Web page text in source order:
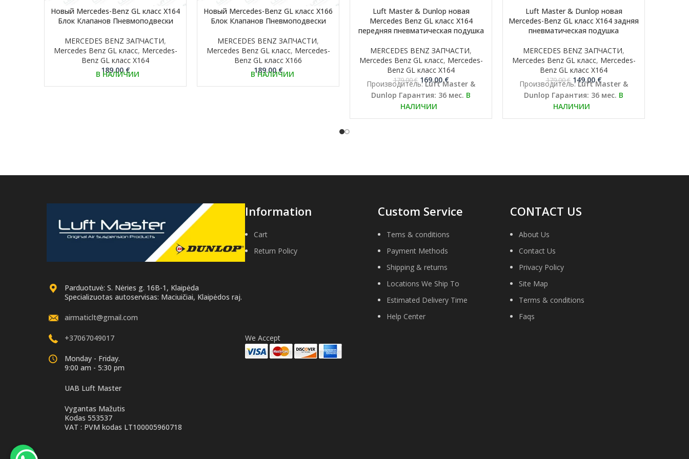
Hовый Mercedes-Benz GL класс X164
Блок Клапанов Пневмоподвески
MERCEDES BENZ ЗАПЧАСТИ,
Mercedes Benz GL класс, Mercedes-
Benz GL класс X164
189.00€
В НАЛИЧИИ
Hовый Mercedes-Benz GL класс X166
Блок Клапанов Пневмоподвески
MERCEDES BENZ ЗАПЧАСТИ,
Mercedes Benz GL класс, Mercedes-
Benz GL класс X166
189.00€
В НАЛИЧИИ
Luft Master & Dunlop новая
Mercedes Benz GL класс X164
передняя пневматическая подушка
MERCEDES BENZ ЗАПЧАСТИ,
Mercedes Benz GL класс, Mercedes-
Benz GL класс X164
179.00€ Первоначальная
цена
составляла
179.00 €.
169.00€Текущая
цена:
169.00 €.
Производитель:Luft Master &
Dunlop Гарантия: 36 мес. В
НАЛИЧИИ
Luft Master & Dunlop новая
Mercedes-Benz GL класс X164 задняя
пневматическая подушка
MERCEDES BENZ ЗАПЧАСТИ,
Mercedes Benz GL класс, Mercedes-
Benz GL класс X164
179.00€ Первоначальная
цена
составляла
179.00 €.
149.00€Текущая
цена:
149.00 €.
Производитель:Luft Master &
Dunlop Гарантия: 36 мес. В
НАЛИЧИИ
Parduotuvė: S. Nėries g. 16B-1, Klaipėda
Specializuotas autoservisas: Maciuičiai, Klaipėdos raj.
airmaticlt@gmail.com
+37067049017
Monday - Friday.
9:00 am - 5:30 pm
UAB Luft Master
Vygantas Mažutis
Kodas 553537
VAT : PVM kodas LT100005960718
Information
Cart
Return Policy
Custom Service
Tems & conditions
Payment Methods
Shipping & returns
Locations We Ship To
Estimated Delivery Time
Help Center
CONTACT US
About Us
Contact Us
Privacy Policy
Site Map
Terms & conditions
Faqs
We Accept